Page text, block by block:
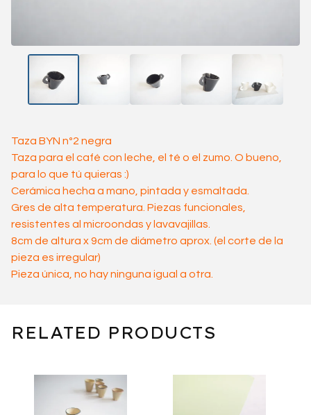
Taza BYN nº2 negra
Taza para el café con leche, el té o el zumo. O bueno,
para lo que tú quieras :)
Cerámica hecha a mano, pintada y esmaltada.
Gres de alta temperatura. Piezas funcionales,
resistentes al microondas y lavavajillas.
8cm de altura x 9cm de diámetro aprox. (el corte de la
pieza es irregular)
Pieza única, no hay ninguna igual a otra.
RELATED PRODUCTS